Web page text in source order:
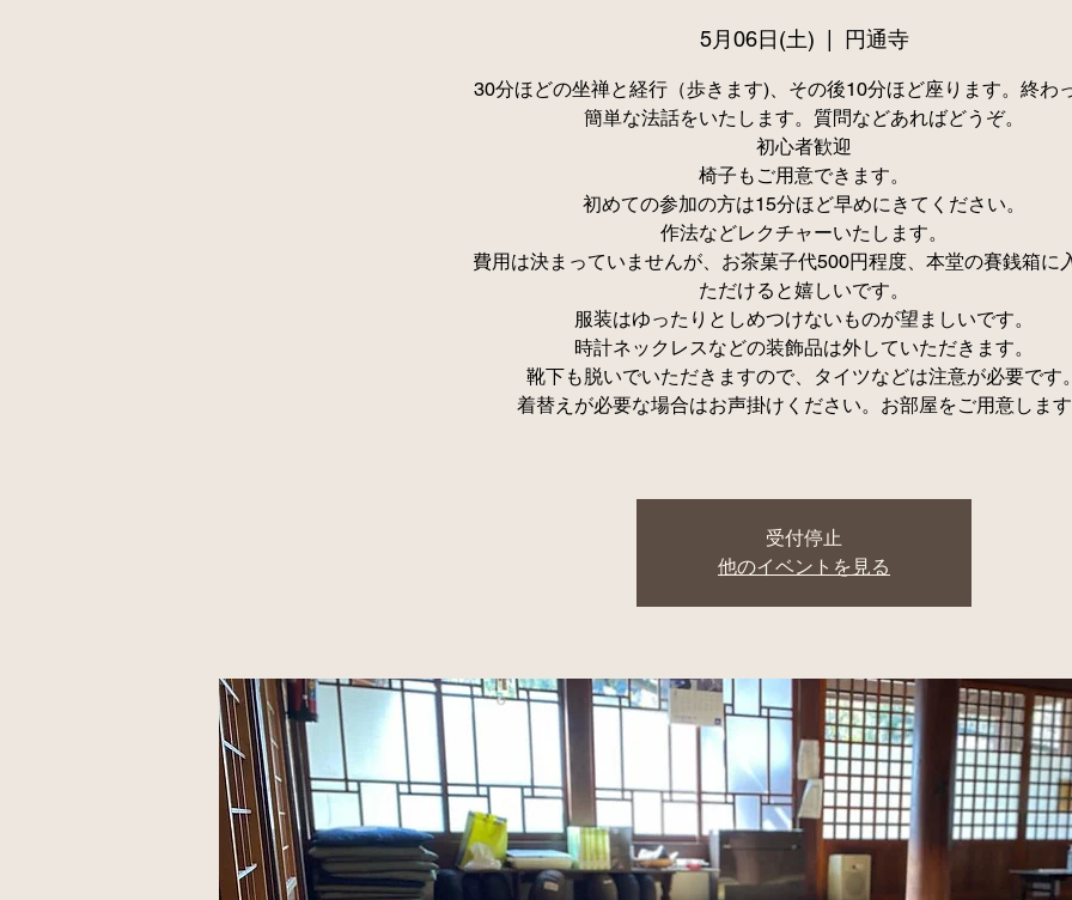
5月06日(土) 円通寺
30分ほどの坐禅と経行（歩きます)、その後10分ほど座ります。終わ
簡単な法話をいたします。質問などあればどうぞ。
初心者歓迎
椅子もご用意できます。
初めての参加の方は15分ほど早めにきてください。
作法などレクチャーいたします。
費用は決まっていませんが、お茶菓子代500円程度、本堂の賽銭箱に
ただけると嬉しいです。
服装はゆったりとしめつけないものが望ましいです。
時計ネックレスなどの装飾品は外していただきます。
靴下も脱いでいただきますので、タイツなどは注意が必要です。
着替えが必要な場合はお声掛けください。お部屋をご用意します
受付停止
他のイベントを見る